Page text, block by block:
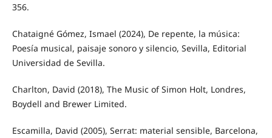
356.
Chataigné Gómez, Ismael (2024), De repente, la música:
Poesía musical, paisaje sonoro y silencio, Sevilla, Editorial
Universidad de Sevilla.
Charlton, David (2018), The Music of Simon Holt, Londres,
Boydell and Brewer Limited.
Escamilla, David (2005), Serrat: material sensible, Barcelona,